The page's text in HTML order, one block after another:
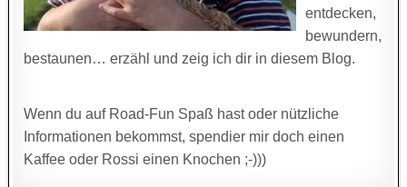
entdecken,
bewundern,
bestaunen… erzähl und zeig ich dir in diesem Blog.
Wenn du auf Road-Fun Spaß hast oder nützliche
Informationen bekommst, spendier mir doch einen
Kaffee oder Rossi einen Knochen ;-)))